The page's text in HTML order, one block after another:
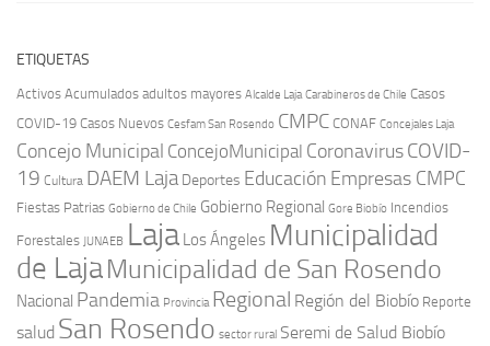
ETIQUETAS
Activos Acumulados adultos mayores Alcalde Laja Carabineros de Chile Casos
COVID-19 Casos Nuevos Cesfam San Rosendo CMPC CONAF Concejales Laja
Concejo Municipal ConcejoMunicipal CoronavirusCOVID-
19 Cultura DAEM Laja Deportes Educación Empresas CMPC
Fiestas Patrias Gobierno de Chile Gobierno Regional Gore Biobío Incendios
Forestales JUNAEB Laja Los Ángeles Municipalidad
de LajaMunicipalidad de San Rosendo
Nacional Pandemia Provincia Regional Región del Biobío Reporte
salud San Rosendo sector rural Seremi de Salud Biobío